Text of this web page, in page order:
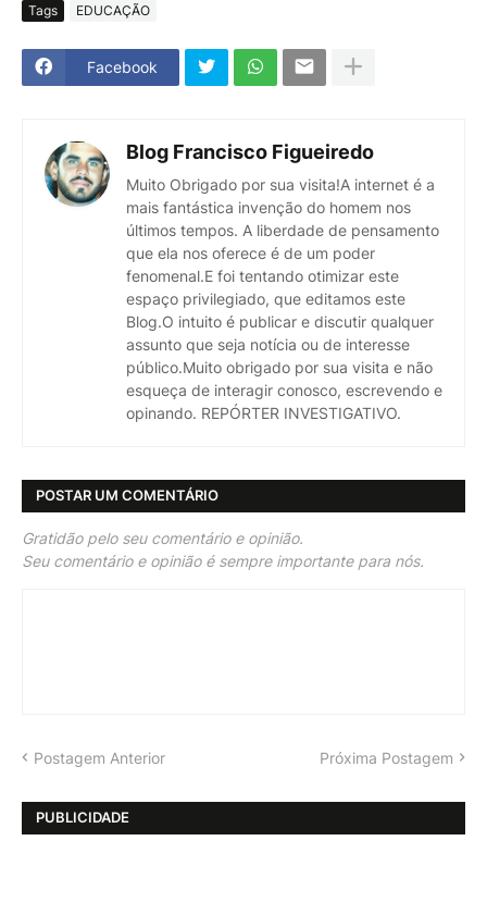
Tags EDUCAÇÃO
Facebook
Blog Francisco Figueiredo
Muito Obrigado por sua visita!A internet é a
mais fantástica invenção do homem nos
últimos tempos. A liberdade de pensamento
que ela nos oferece é de um poder
fenomenal.E foi tentando otimizar este
espaço privilegiado, que editamos este
Blog.O intuito é publicar e discutir qualquer
assunto que seja notícia ou de interesse
público.Muito obrigado por sua visita e não
esqueça de interagir conosco, escrevendo e
opinando. REPÓRTER INVESTIGATIVO.
POSTAR UM COMENTÁRIO
Gratidão pelo seu comentário e opinião.
Seu comentário e opinião é sempre importante para nós.
Postagem Anterior Próxima Postagem
PUBLICIDADE